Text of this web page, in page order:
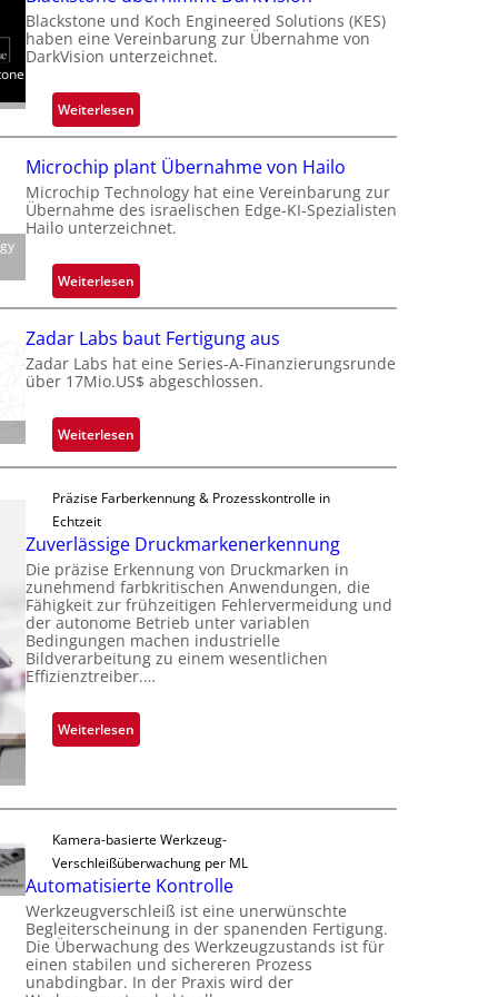
Blackstone und Koch Engineered Solutions (KES)
haben eine Vereinbarung zur Übernahme von
DarkVision unterzeichnet.
Weiterlesen:
B
a
c
k
o
e
ü
b
r
m
t
D
a
r
k
V
s
i
Microchip plant Übernahme von Hailo
Microchip Technology hat eine Vereinbarung zur
Übernahme des israelischen Edge-KI-Spezialisten
Hailo unterzeichnet.
Weiterlesen:
M
c
r
c
h
i
l
n
t
Ü
b
e
n
a
v
o
n
H
a
i
l
Zadar Labs baut Fertigung aus
Zadar Labs hat eine Series-A-Finanzierungsrunde
über 17Mio.US$ abgeschlossen.
Weiterlesen:
Z
d
r
L
a
b
s
b
u
t
r
g
u
n
g
a
Präzise Farberkennung & Prozesskontrolle in
Echtzeit
Zuverlässige Druckmarkenerkennung
Die präzise Erkennung von Druckmarken in
zunehmend farbkritischen Anwendungen, die
Fähigkeit zur frühzeitigen Fehlervermeidung und
der autonome Betrieb unter variablen
Bedingungen machen industrielle
Bildverarbeitung zu einem wesentlichen
Effizienztreiber.…
Weiterlesen:
Z
r
l
ä
s
s
g
Kamera-basierte Werkzeug-
Verschleißüberwachung per ML
Automatisierte Kontrolle
Werkzeugverschleiß ist eine unerwünschte
Begleiterscheinung in der spanenden Fertigung.
Die Überwachung des Werkzeugzustands ist für
einen stabilen und sichereren Prozess
unabdingbar. In der Praxis wird der